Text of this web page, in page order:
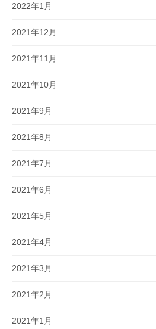
2022年1月
2021年12月
2021年11月
2021年10月
2021年9月
2021年8月
2021年7月
2021年6月
2021年5月
2021年4月
2021年3月
2021年2月
2021年1月